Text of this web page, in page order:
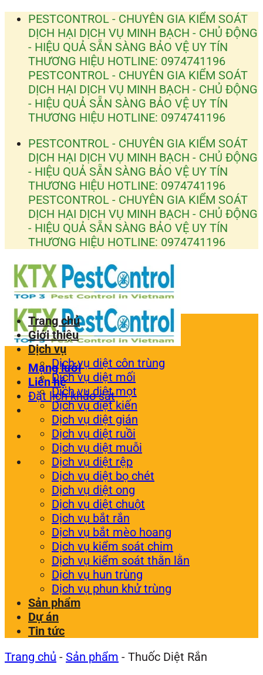
Bỏ
dung
PESTCONTROL - CHUYÊN GIA KIỂM SOÁT
DỊCH HẠI DỊCH VỤ MINH BẠCH - CHỦ ĐỘNG
- HIỆU QUẢ SẴN SÀNG BẢO VỆ UY TÍN
THƯƠNG HIỆU HOTLINE: 0974741196
PESTCONTROL - CHUYÊN GIA KIỂM SOÁT
DỊCH HẠI DỊCH VỤ MINH BẠCH - CHỦ ĐỘNG
- HIỆU QUẢ SẴN SÀNG BẢO VỆ UY TÍN
THƯƠNG HIỆU HOTLINE: 0974741196
PESTCONTROL - CHUYÊN GIA KIỂM SOÁT
DỊCH HẠI DỊCH VỤ MINH BẠCH - CHỦ ĐỘNG
- HIỆU QUẢ SẴN SÀNG BẢO VỆ UY TÍN
THƯƠNG HIỆU HOTLINE: 0974741196
PESTCONTROL - CHUYÊN GIA KIỂM SOÁT
DỊCH HẠI DỊCH VỤ MINH BẠCH - CHỦ ĐỘNG
- HIỆU QUẢ SẴN SÀNG BẢO VỆ UY TÍN
THƯƠNG HIỆU HOTLINE: 0974741196
Mạng lưới
Liên hệ
Đặt lịch khảo sát
Trang chủ
Giới thiệu
Dịch vụ
Dịch vụ diệt côn trùng
Dịch vụ diệt mối
Dịch vụ diệt mọt
Dịch vụ diệt kiến
Dịch vụ diệt gián
Dịch vụ diệt ruồi
Dịch vụ diệt muỗi
Dịch vụ diệt rệp
Dịch vụ diệt bọ chét
Dịch vụ diệt ong
Dịch vụ diệt chuột
Dịch vụ bắt rắn
Dịch vụ bắt mèo hoang
Dịch vụ kiểm soát chim
Dịch vụ kiểm soát thằn lằn
Dịch vụ hun trùng
Dịch vụ phun khử trùng
Sản phẩm
Dự án
Tin tức
Trang chủ - Sản phẩm - Thuốc Diệt Rắn